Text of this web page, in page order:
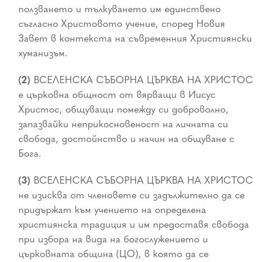
ползването и тълкуването им единствено
съгласно Христовото учение, според Новия
Завет в контекста на съвременния Християнски
хуманизъм.
(2) ВСЕЛЕНСКА СЪБОРНА ЦЪРКВА НА ХРИСТОС
е църковна общност от вярващи в Иисус
Христос, общуващи помежду си доброволно,
запазвайки неприкосновеност на личната си
свобода, достойнство и начин на общуване с
Бога.
(3) ВСЕЛЕНСКА СЪБОРНА ЦЪРКВА НА ХРИСТОС
не изисква от членовете си задължително да се
придържат към учението на определена
християнска традиция и им предоставя свобода
при избора на вида на богослужението и
църковната община (ЦО), в която да се